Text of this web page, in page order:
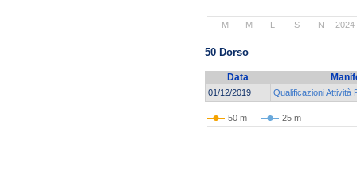
2024
M M L S N
50 Dorso
Data
01/12/2019 Qualificazioni Attività
50 m 25 m